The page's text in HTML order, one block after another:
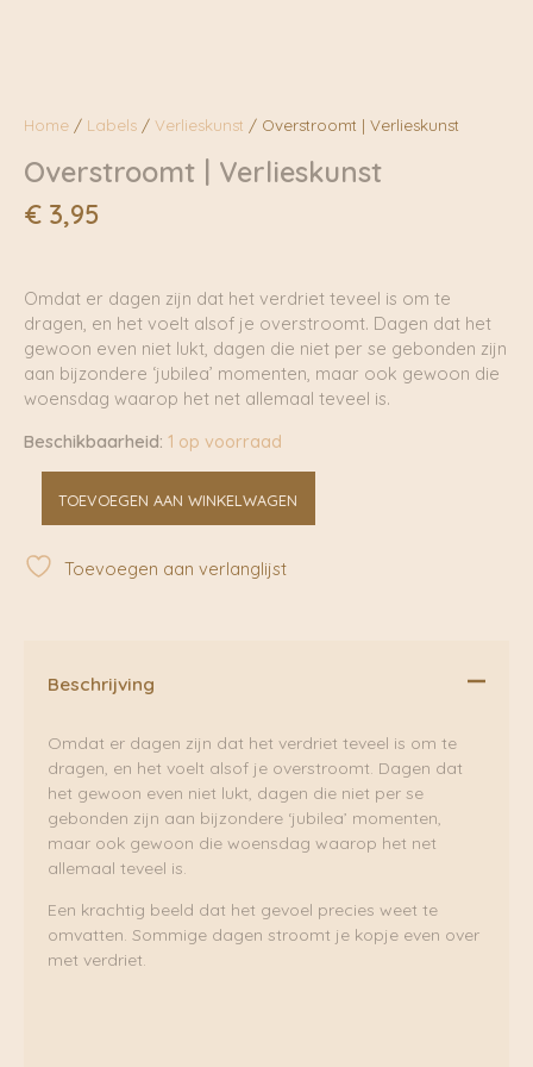
Home / Labels / Verlieskunst / Overstroomt | Verlieskunst
Overstroomt | Verlieskunst
€ 3,95
Omdat er dagen zijn dat het verdriet teveel is om te
dragen, en het voelt alsof je overstroomt. Dagen dat het
gewoon even niet lukt, dagen die niet per se gebonden zijn
aan bijzondere ‘jubilea’ momenten, maar ook gewoon die
woensdag waarop het net allemaal teveel is.
Beschikbaarheid: 1 op voorraad
Verlieskunst
aantal
TOEVOEGEN AAN WINKELWAGEN
Toevoegen aan verlanglijst
Beschrijving
Omdat er dagen zijn dat het verdriet teveel is om te
dragen, en het voelt alsof je overstroomt. Dagen dat
het gewoon even niet lukt, dagen die niet per se
gebonden zijn aan bijzondere ‘jubilea’ momenten,
maar ook gewoon die woensdag waarop het net
allemaal teveel is.
Een krachtig beeld dat het gevoel precies weet te
omvatten. Sommige dagen stroomt je kopje even over
met verdriet.